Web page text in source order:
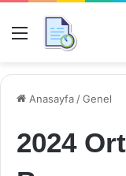
Menü
Anasayfa /Genel
2024